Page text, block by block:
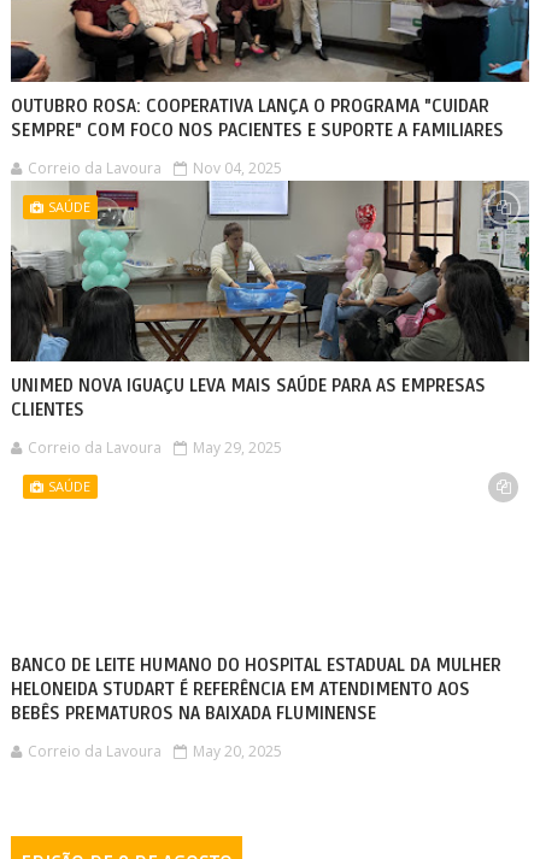
OUTUBRO ROSA: COOPERATIVA LANÇA O PROGRAMA "CUIDAR
SEMPRE" COM FOCO NOS PACIENTES E SUPORTE A FAMILIARES
Correio da Lavoura Nov 04, 2025
SAÚDE
UNIMED NOVA IGUAÇU LEVA MAIS SAÚDE PARA AS EMPRESAS
CLIENTES
Correio da Lavoura May 29, 2025
SAÚDE
BANCO DE LEITE HUMANO DO HOSPITAL ESTADUAL DA MULHER
HELONEIDA STUDART É REFERÊNCIA EM ATENDIMENTO AOS
BEBÊS PREMATUROS NA BAIXADA FLUMINENSE
Correio da Lavoura May 20, 2025